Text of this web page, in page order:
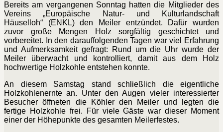
Bereits am vergangenen Sonntag hatten die Mitglieder des
Vereins „Europäische Natur- und Kulturlandschaft
Häuselloh“ (ENKL) den Meiler entzündet. Dafür wurden
zuvor große Mengen Holz sorgfältig geschichtet und
vorbereitet. In den darauffolgenden Tagen war viel Erfahrung
und Aufmerksamkeit gefragt: Rund um die Uhr wurde der
Meiler überwacht und kontrolliert, damit aus dem Holz
hochwertige Holzkohle entstehen konnte.
An diesem Samstag stand schließlich die eigentliche
Holzkohlenernte an. Unter den Augen vieler interessierter
Besucher öffneten die Köhler den Meiler und legten die
fertige Holzkohle frei. Für viele Gäste war dieser Moment
einer der Höhepunkte des gesamten Meilerfestes.